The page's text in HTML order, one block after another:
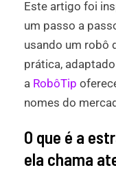
Este artigo foi
um passo a
usando um robô
prática,
a RobôTip
nomes do
O que é a
ela chama